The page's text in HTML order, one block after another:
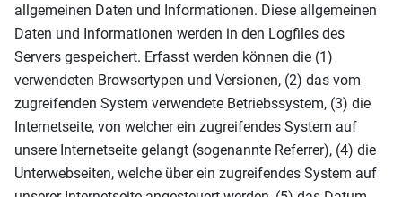
allgemeinen Daten und Informationen. Diese allgemeinen
Daten und Informationen werden in den Logfiles des
Servers gespeichert. Erfasst werden können die (1)
verwendeten Browsertypen und Versionen, (2) das vom
zugreifenden System verwendete Betriebssystem, (3) die
Internetseite, von welcher ein zugreifendes System auf
unsere Internetseite gelangt (sogenannte Referrer), (4) die
Unterwebseiten, welche über ein zugreifendes System auf